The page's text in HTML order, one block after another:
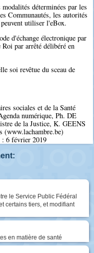
déterminées par les
Communautés, les autorités
utiliser l'eBox.
d'échange électronique par
par arrêté délibéré en
soi revêtue du sceau de
sociales et de la Santé
numérique, Ph. DE
de la Justice, K. GEENS
(www.lachambre.be)
: 6 février 2019
le Service Public Fédéral
certains tiers, et modifiant
en matière de santé